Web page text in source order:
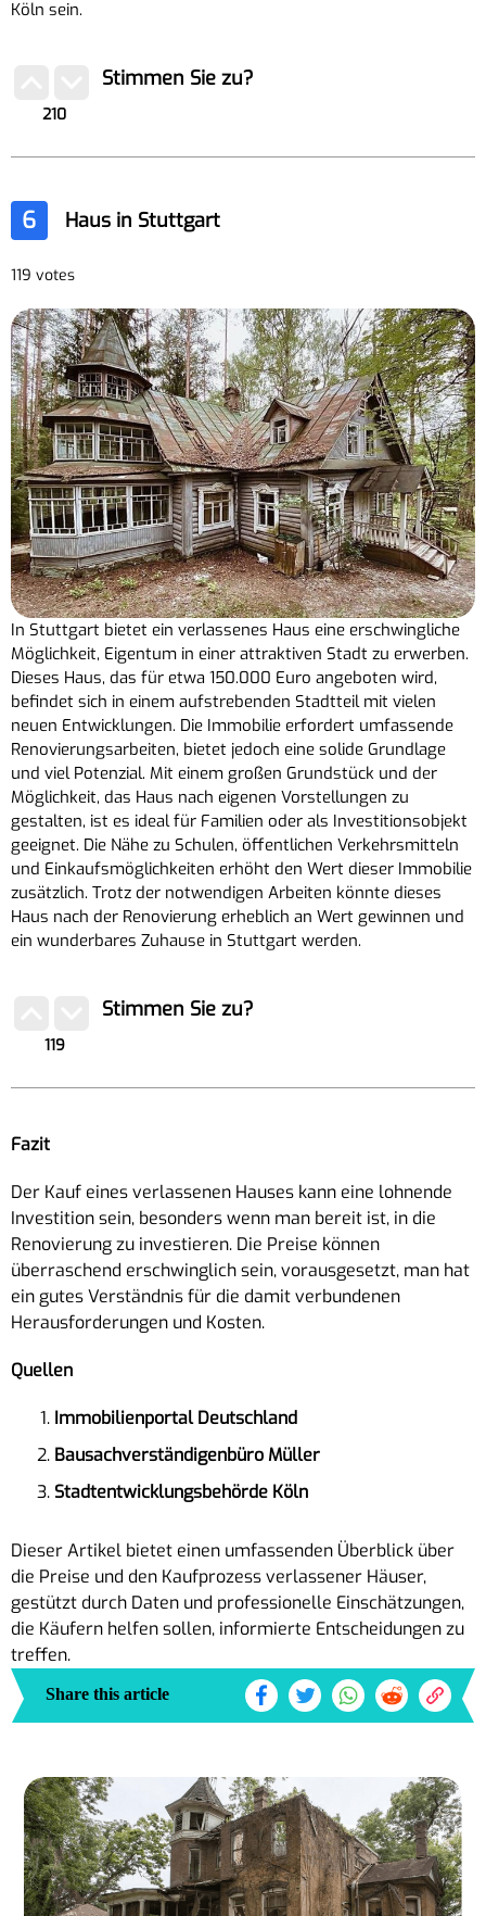
Köln sein.
210
Stimmen Sie zu?
6 Haus in Stuttgart
119 votes
In Stuttgart bietet ein verlassenes Haus eine erschwingliche
Möglichkeit, Eigentum in einer attraktiven Stadt zu erwerben.
Dieses Haus, das für etwa 150.000 Euro angeboten wird,
befindet sich in einem aufstrebenden Stadtteil mit vielen
neuen Entwicklungen. Die Immobilie erfordert umfassende
Renovierungsarbeiten, bietet jedoch eine solide Grundlage
und viel Potenzial. Mit einem großen Grundstück und der
Möglichkeit, das Haus nach eigenen Vorstellungen zu
gestalten, ist es ideal für Familien oder als Investitionsobjekt
geeignet. Die Nähe zu Schulen, öffentlichen Verkehrsmitteln
und Einkaufsmöglichkeiten erhöht den Wert dieser Immobilie
zusätzlich. Trotz der notwendigen Arbeiten könnte dieses
Haus nach der Renovierung erheblich an Wert gewinnen und
ein wunderbares Zuhause in Stuttgart werden.
119
Stimmen Sie zu?
Fazit
Der Kauf eines verlassenen Hauses kann eine lohnende
Investition sein, besonders wenn man bereit ist, in die
Renovierung zu investieren. Die Preise können
überraschend erschwinglich sein, vorausgesetzt, man hat
ein gutes Verständnis für die damit verbundenen
Herausforderungen und Kosten.
Quellen
Immobilienportal Deutschland
Bausachverständigenbüro Müller
Stadtentwicklungsbehörde Köln
Dieser Artikel bietet einen umfassenden Überblick über
die Preise und den Kaufprozess verlassener Häuser,
gestützt durch Daten und professionelle Einschätzungen,
die Käufern helfen sollen, informierte Entscheidungen zu
treffen.
Share this article